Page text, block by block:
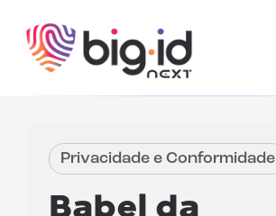
Privacidade e Conformidade
Babel da